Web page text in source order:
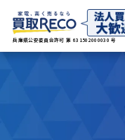
兵庫県公安委員会許可 第 631502000030 号